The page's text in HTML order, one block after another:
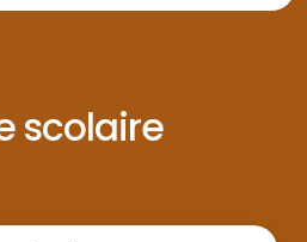
scolaire